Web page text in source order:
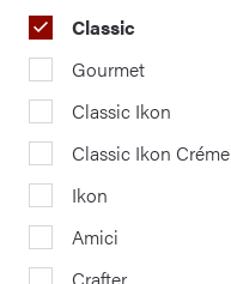
Classic
Gourmet
Classic Ikon
Classic Ikon Créme
Ikon
Amici